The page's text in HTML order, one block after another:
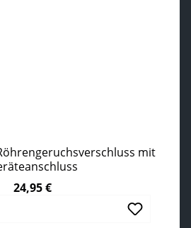
mit
24,95 €